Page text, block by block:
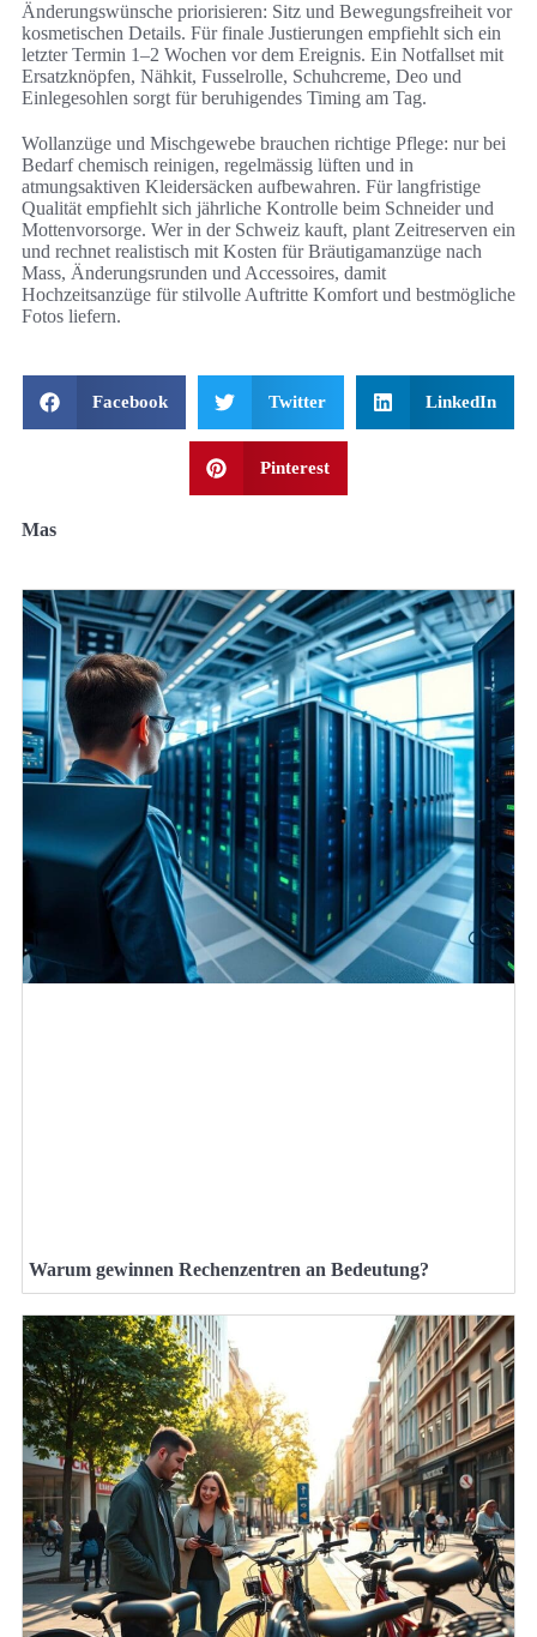
Änderungswünsche priorisieren: Sitz und Bewegungsfreiheit vor
kosmetischen Details. Für finale Justierungen empfiehlt sich ein
letzter Termin 1–2 Wochen vor dem Ereignis. Ein Notfallset mit
Ersatzknöpfen, Nähkit, Fusselrolle, Schuhcreme, Deo und
Einlegesohlen sorgt für beruhigendes Timing am Tag.
Wollanzüge und Mischgewebe brauchen richtige Pflege: nur bei
Bedarf chemisch reinigen, regelmässig lüften und in
atmungsaktiven Kleidersäcken aufbewahren. Für langfristige
Qualität empfiehlt sich jährliche Kontrolle beim Schneider und
Mottenvorsorge. Wer in der Schweiz kauft, plant Zeitreserven ein
und rechnet realistisch mit Kosten für Bräutigamanzüge nach
Mass, Änderungsrunden und Accessoires, damit
Hochzeitsanzüge für stilvolle Auftritte Komfort und bestmögliche
Fotos liefern.
Facebook Twitter LinkedIn
Pinterest
Mas
Warum gewinnen Rechenzentren an Bedeutung?